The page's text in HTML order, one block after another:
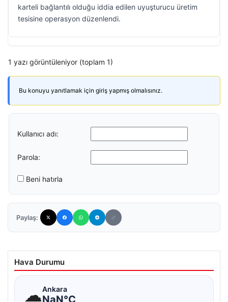
karteli bağlantılı olduğu iddia edilen uyuşturucu üretim
tesisine operasyon düzenlendi.
1 yazı görüntüleniyor (toplam 1)
Bu konuyu yanıtlamak için giriş yapmış olmalısınız.
Kullanıcı adı:
Parola:
Beni hatırla
Paylaş:
Hava Durumu
☁Ankara
NaN°C